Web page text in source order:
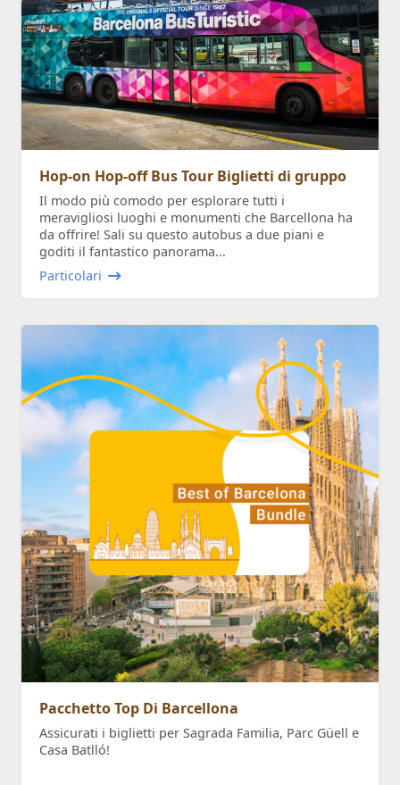
Hop-on Hop-off Bus Tour Biglietti di gruppo
Il modo più comodo per esplorare tutti i
meravigliosi luoghi e monumenti che Barcellona ha
da offrire! Sali su questo autobus a due piani e
goditi il ​​fantastico panorama...
Particolari
Pacchetto Top Di Barcellona
Assicurati i biglietti per Sagrada Familia, Parc Güell e
Casa Batlló!